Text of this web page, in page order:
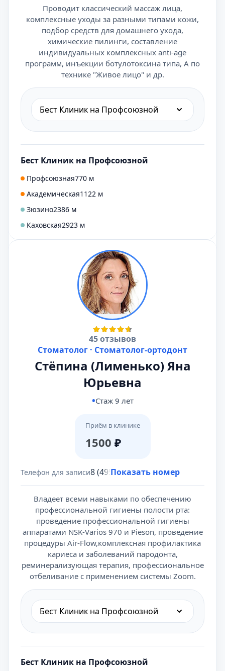
Проводит классический массаж лица,
комплексные уходы за разными типами кожи,
подбор средств для домашнего ухода,
химические пилинги, составление
индивидуальных комплексных anti-age
программ, инъекции ботулотоксина типа, А по
технике "Живое лицо" и др.
Бест Клиник на Профсоюзной
Бест Клиник на Профсоюзной
Профсоюзная770 м
Академическая1122 м
Зюзино2386 м
Каховская2923 м
45 отзывов
Стоматолог · Стоматолог-ортодонт
Стёпина (Лименько) Яна
Юрьевна
Стаж 9 лет
Приём в клинике
1500 ₽
Телефон для записи8 (495) 431-69-47
Показать номер
Владеет всеми навыками по обеспечению
профессиональной гигиены полости рта:
проведение профессиональной гигиены
аппаратами NSK-Varios 970 и Pieson, проведение
процедуры Air-Flow,комплексная профилактика
кариеса и заболеваний пародонта,
реминерализующая терапия, профессиональное
отбеливание с применением системы Zoom.
Бест Клиник на Профсоюзной
Бест Клиник на Профсоюзной